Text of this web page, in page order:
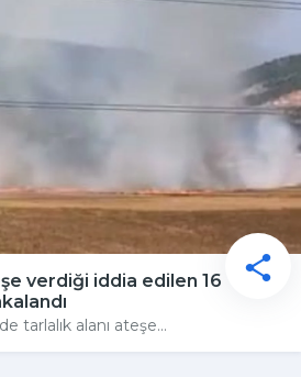
verdiği iddia edilen 16
tarlalık alanı ateşe...